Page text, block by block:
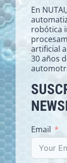
En
robótica
artificial
30 años
Email